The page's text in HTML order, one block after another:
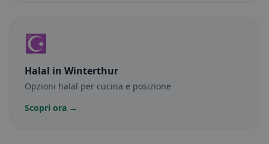
☪️
Halal in Winterthur
Opzioni halal per cucina e posizione
Scopri ora →